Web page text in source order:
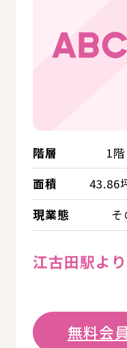
階層
1階
面積
43.86
現業態
そ
江古田駅よ
無料会